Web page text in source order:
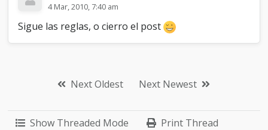
4 Mar, 2010, 7:40 am
Sigue las reglas, o cierro el post
Next Oldest Next Newest
Show Threaded Mode Print Thread